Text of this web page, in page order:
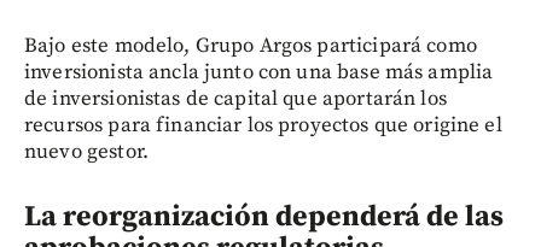
Bajo este modelo, Grupo Argos participará como
inversionista ancla junto con una base más amplia
de inversionistas de capital que aportarán los
recursos para financiar los proyectos que origine el
nuevo gestor.
La reorganización dependerá de las